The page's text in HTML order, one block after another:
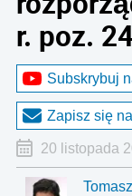
r. poz.
Subskrybuj
Zapisz się
20 listopada